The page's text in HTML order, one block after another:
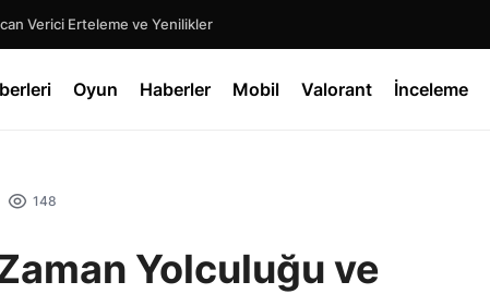
Verici Erteleme ve Yenilikler
Oyun Haberler Mobil Valorant İnceleme
148
Yolculuğu ve